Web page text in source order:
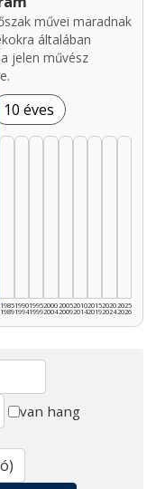
művei maradnak
általában
jelen művész
10 éves
1985
1989
1990
1994
1995
1999
2000
2004
2005
2009
2010
2014
2015
2019
2020
2024
2025
2026
van hang